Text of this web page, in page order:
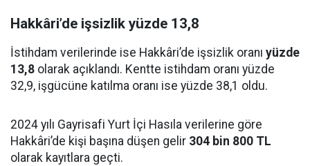
Hakkâri’de işsizlik yüzde 13,8
İstihdam verilerinde ise Hakkâri’de işsizlik oranı yüzde
13,8 olarak açıklandı. Kentte istihdam oranı yüzde
32,9, işgücüne katılma oranı ise yüzde 38,1 oldu.
2024 yılı Gayrisafi Yurt İçi Hasıla verilerine göre
Hakkâri’de kişi başına düşen gelir 304 bin 800 TL
olarak kayıtlara geçti.